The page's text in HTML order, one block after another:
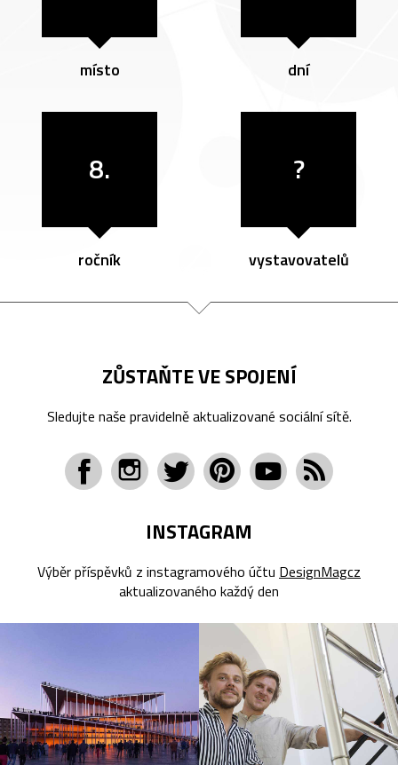
místo dní
8.
ročník
?
vystavovatelů
ZŮSTAŇTE VE SPOJENÍ
Sledujte naše pravidelně aktualizované sociální sítě.
INSTAGRAM
Výběr příspěvků z instagramového účtu DesignMagcz
aktualizovaného každý den